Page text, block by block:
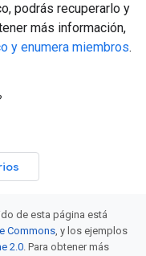
podrás recuperarlo y
más información,
y enumera miembros.
de esta página está
Commons, y los ejemplos
2.0. Para obtener más